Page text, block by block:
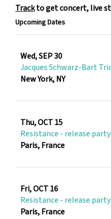
Trackto get concert, live
Upcoming Dates
Wed, SEP 30
Jacques Schwarz-Bart
New York, NY
Thu, OCT 15
Resistance - release party
Paris, France
Fri, OCT 16
Resistance - release party
Paris, France